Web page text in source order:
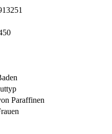
Paraffinen